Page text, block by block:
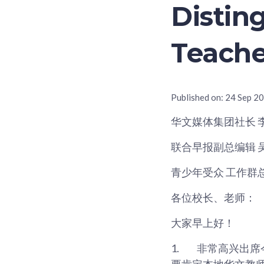
Published on: 24 Sep
华文媒体集团社长
联合早报副总编辑
青少年受众 工作群
各位校长、老师：
大家早上好！
1.
非常高兴出